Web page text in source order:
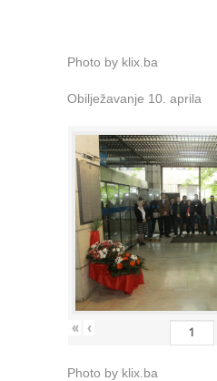
Photo by klix.ba
Obilježavanje 10. aprila
« ‹
Photo by klix.ba